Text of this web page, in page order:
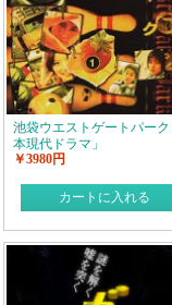
池袋ウエストゲートパーク
本現代ドラマ」
￥3980円
カートに入れる